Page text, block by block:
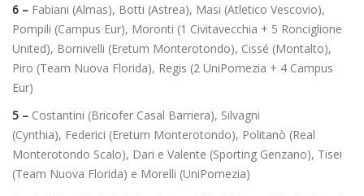
6 – Fabiani (Almas), Botti (Astrea), Masi (Atletico Vescovio),
Pompili (Campus Eur), Moronti (1 Civitavecchia + 5 Ronciglione
United), Bornivelli (Eretum Monterotondo), Cissé (Montalto),
Piro (Team Nuova Florida), Regis (2 UniPomezia + 4 Campus
Eur)
5 – Costantini (Bricofer Casal Barriera), Silvagni
(Cynthia), Federici (Eretum Monterotondo), Politanò (Real
Monterotondo Scalo), Dari e Valente (Sporting Genzano), Tisei
(Team Nuova Florida) e Morelli (UniPomezia)